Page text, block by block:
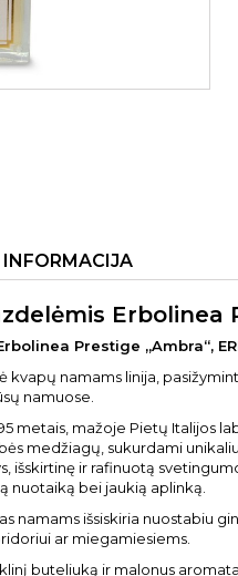
Erbolinea
Prestige „Ambra“,
kvapų namams linija,
namuose.
metais, mažoje Pietų Italijos
medžiagų, sukurdami
išskirtinę ir rafinuotą
nuotaiką bei jaukią aplinką.
namams išsiskiria nuostabiu
ar miegamiesiems.
buteliuką ir malonus